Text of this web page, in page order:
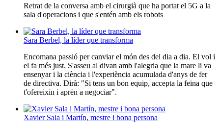
Retrat de la conversa amb el cirurgià que ha portat el 5G a la
sala d'operacions i que s'entén amb els robots
Sara Berbel, la líder que transforma
Encomana passió per canviar el món des del dia a dia. El vol i
el fa més just. S'asseu al divan amb l'alegria que la mare li va
ensenyar i la ciència i l'experiència acumulada d'anys de fer
de directiva. Dirà: "Si tens un bon equip, accepta la feina que
t'ofereixin i aprèn a negociar".
Xavier Sala i Martín, mestre i bona persona